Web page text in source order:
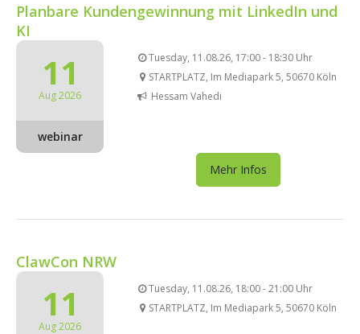
Planbare Kundengewinnung mit LinkedIn und
KI
11
Aug 2026
webinar
Tuesday, 11.08.26, 17:00 - 18:30 Uhr
STARTPLATZ, Im Mediapark 5, 50670 Köln
Hessam Vahedi
Mehr Infos
ClawCon NRW
11
Aug 2026
Tuesday, 11.08.26, 18:00 - 21:00 Uhr
STARTPLATZ, Im Mediapark 5, 50670 Köln